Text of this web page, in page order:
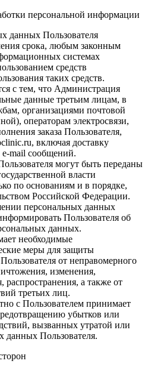
персональной информации
данных Пользователя
срока, любым законным
системах
средств
таких средств.
с тем, что Администрация
данные третьим лицам, в
организациями почтовой
операторам электросвязи,
заказа Пользователя,
включая доставку
mail сообщений.
могут быть переданы
власти
по основаниям и в порядке,
Российской Федерации.
персональных данных
Пользователя об
данных.
необходимые
меры для защиты
от неправомерного
изменения,
распространения, а также от
третьих лиц.
с Пользователем принимает
убытков или
вызванных утратой или
данных Пользователя.